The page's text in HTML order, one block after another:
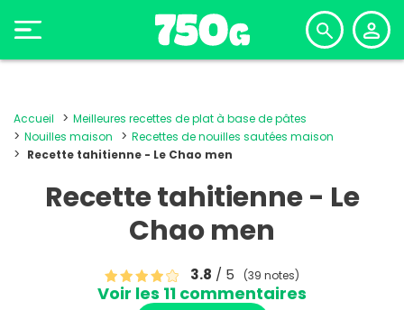
Accueil
Meilleures recettes de plat à base de pâtes
Nouilles maison
Recettes de nouilles sautées maison
Recette tahitienne - Le Chao men
Recette tahitienne - Le
Chao men
3.8 / 5 (39 notes)
Voir les 11 commentaires